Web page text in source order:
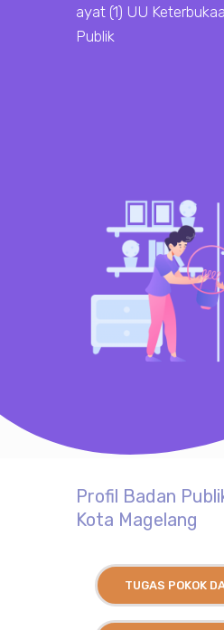
ayat (1) UU
Publik
Profil Badan
Kota Magelang
TUGAS POKOK